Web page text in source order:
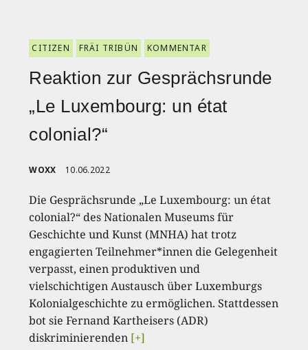
CITIZEN FRÄI TRIBÜN KOMMENTAR
Reaktion zur Gesprächsrunde
„Le Luxembourg: un état
colonial?“
WOXX 10.06.2022
Die Gesprächsrunde „Le Luxembourg: un état
colonial?“ des Nationalen Museums für
Geschichte und Kunst (MNHA) hat trotz
engagierten Teilnehmer*innen die Gelegenheit
verpasst, einen produktiven und
vielschichtigen Austausch über Luxemburgs
Kolonialgeschichte zu ermöglichen. Stattdessen
bot sie Fernand Kartheisers (ADR)
diskriminierenden [+]